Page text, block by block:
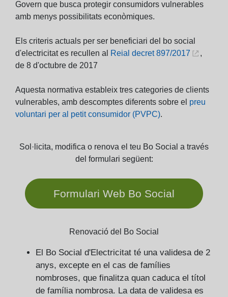
Govern que busca protegir consumidors vulnerables
amb menys possibilitats econòmiques.
Els criteris actuals per ser beneficiari del bo social
d'electricitat es recullen al
Reial decret 897/2017
,
de 8 d'octubre de 2017
Aquesta normativa estableix tres categories de clients
vulnerables, amb descomptes diferents sobre el preu
voluntari per al petit consumidor (PVPC).
Sol·licita, modifica o renova el teu Bo Social a través
del formulari següent:
Formulari Web Bo Social
Renovació del Bo Social
El Bo Social d'Electricitat té una validesa de 2
anys, excepte en el cas de famílies
nombroses, que finalitza quan caduca el títol
de família nombrosa. La data de validesa es